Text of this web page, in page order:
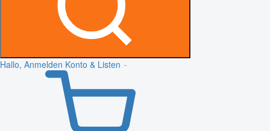
Hallo, Anmelden Konto & Listen